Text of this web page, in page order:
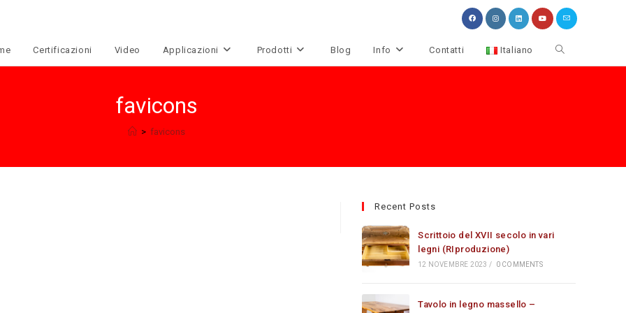
Certificazioni Video Applicazioni Prodotti Blog Info Contatti Italiano Attiva/disattiva
favicons
> favicons
Recent Posts
Scrittoio del XVII secolo in vari
legni (RIproduzione)
12 NOVEMBRE 2023 / 0 COMMENTS
Tavolo in legno massello –